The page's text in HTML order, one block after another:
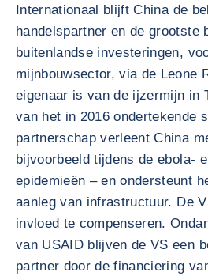
Internationaal blijft China de
handelspartner en de grootste
buitenlandse investeringen,
mijnbouwsector, via de Leone
eigenaar is van de ijzermijn in
van het in 2016 ondertekende
partnerschap verleent China
bijvoorbeeld tijdens de ebola-
epidemieën – en ondersteunt
aanleg van infrastructuur. De
invloed te compenseren.
van USAID blijven de VS een
partner door de financiering